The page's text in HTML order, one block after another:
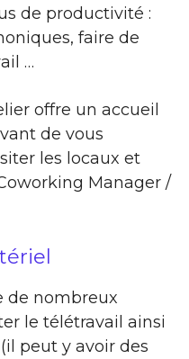
de productivité :
faire de
…
offre un accueil
de vous
les locaux et
Manager /
de nombreux
le télétravail ainsi
peut y avoir des